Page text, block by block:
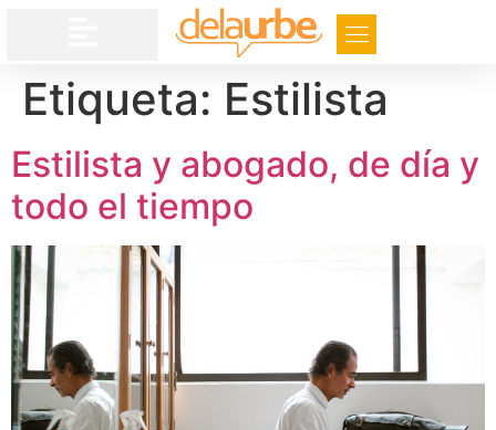
Etiqueta: Estilista
Estilista y abogado, de día y
todo el tiempo